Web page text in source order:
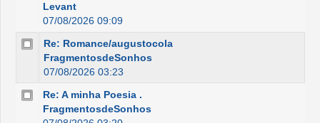
Levant
07/08/2026 09:09
Re: Romance/augustocola
FragmentosdeSonhos
07/08/2026 03:23
Re: A minha Poesia .
FragmentosdeSonhos